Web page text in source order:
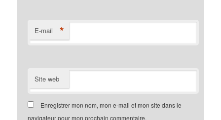
E-mail *
Site web
Enregistrer mon nom, mon e-mail et mon site dans le
navigateur pour mon prochain commentaire.